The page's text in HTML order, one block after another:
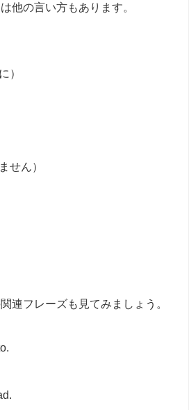
他の言い方もあります。
）
せん）
連フレーズも見てみましょう。